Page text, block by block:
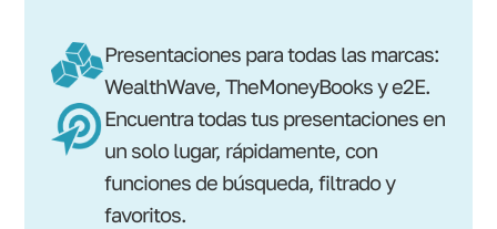
Presentaciones para todas las marcas:
WealthWave, TheMoneyBooks y e2E.
Encuentra todas tus presentaciones en
un solo lugar, rápidamente, con
funciones de búsqueda, filtrado y
favoritos.